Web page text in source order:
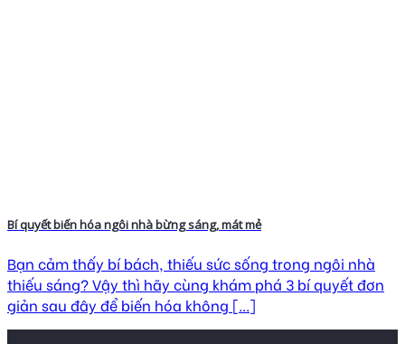
Bí quyết biến hóa ngôi nhà bừng sáng, mát mẻ
Bạn cảm thấy bí bách, thiếu sức sống trong ngôi nhà
thiếu sáng? Vậy thì hãy cùng khám phá 3 bí quyết đơn
giản sau đây để biến hóa không [...]